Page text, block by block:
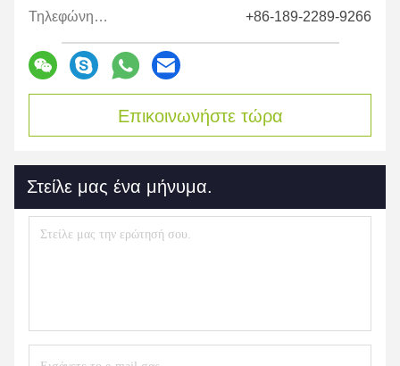
Τηλεφώνημα: +86-189-2289-9266
Επικοινωνήστε τώρα
Στείλε μας ένα μήνυμα.